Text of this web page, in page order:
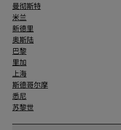
曼彻斯特
米兰
新德里
奥斯陆
巴黎
里加
上海
斯德哥尔摩
悉尼
苏黎世